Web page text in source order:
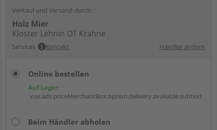
Verkauf und Versand durch:
Holz Mier
Kloster Lehnin OT Krahne
Services Kontakt Händler ändern
Online bestellen
Auf Lager:
vue.ads.priceMerchantBox.option.delivery.available.subtext
Beim Händler abholen